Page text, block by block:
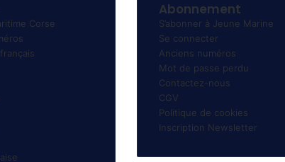
Corse
Abonnement
S’abonner à Jeune Marine
Se connecter
Anciens numéros
Mot de passe perdu
Contactez-nous
CGV
Politique de cookies
Inscription Newsletter